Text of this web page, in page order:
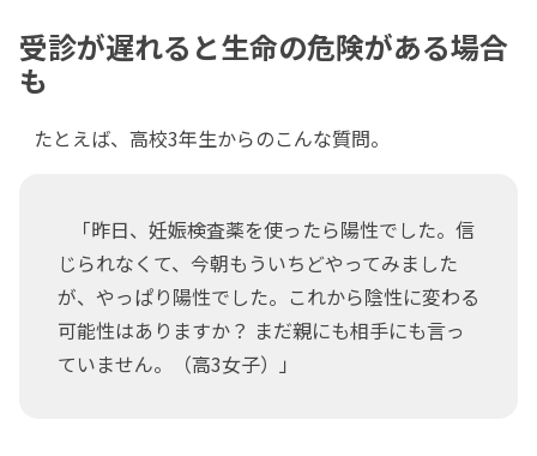
受診が遅れると生命の危険がある場合
も
たとえば、高校3年生からのこんな質問。
「昨日、妊娠検査薬を使ったら陽性でした。信
じられなくて、今朝もういちどやってみました
が、やっぱり陽性でした。これから陰性に変わる
可能性はありますか？ まだ親にも相手にも言っ
ていません。（高3女子）」